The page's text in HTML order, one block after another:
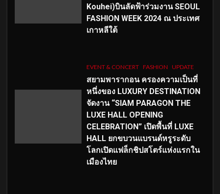
Kouhei)บินลัดฟ้าร่วมงาน SEOUL
FASHION WEEK 2024 ณ ประเทศ
เกาหลีใต้
EVENT & CONCERT FASHION UPDATE
สยามพารากอน ครองความเป็นที่
หนึ่งของ LUXURY DESTINATION
จัดงาน “SIAM PARAGON THE
LUXE HALL OPENING
CELEBRATION” เปิดพื้นที่ LUXE
HALL ยกขบวนแบรนด์หรูระดับ
โลกเปิดแฟล็กชิปสโตร์แห่งแรกใน
เมืองไทย